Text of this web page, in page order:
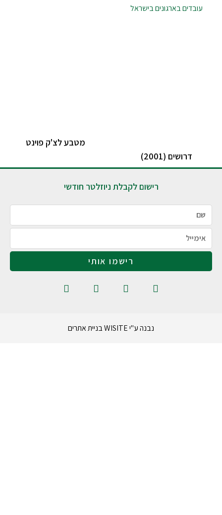
דרושים (2001)
מטבע לצ'ק פוינט
רישום לקבלת ניוזלטר חודשי
רישמו אותי
נבנה ע"י WISITE בניית אתרים